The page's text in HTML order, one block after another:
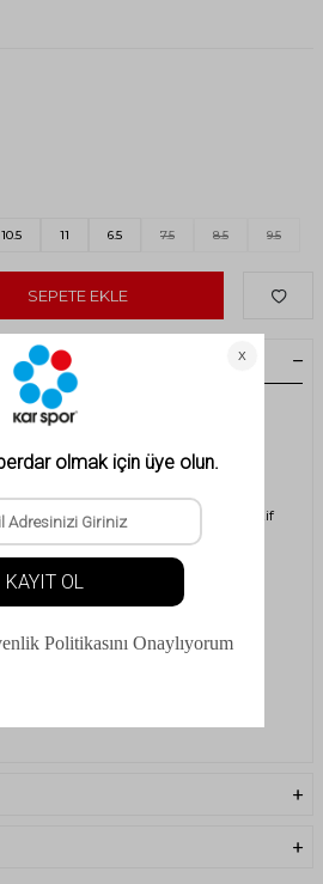
10.5 11 6.5 7.5 8.5 9.5
SEPETE EKLE
Torbenius R-Tex XT Lobster Çocuk
yapısına sahip, eğlenceli, sportif
eldiveni.
%10 Kauçuk